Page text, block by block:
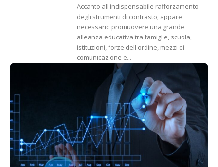
Accanto all'indispensabile rafforzamento
degli strumenti di contrasto, appare
necessario promuovere una grande
alleanza educativa tra famiglie, scuola,
istituzioni, forze dell'ordine, mezzi di
comunicazione e...